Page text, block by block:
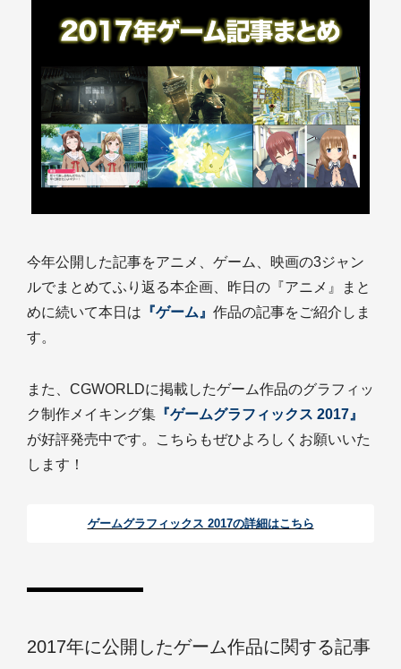
今年公開した記事をアニメ、ゲーム、映画の3ジャン
ルでまとめてふり返る本企画、昨日の『アニメ』まと
めに続いて本日は 『ゲーム』 作品の記事をご紹介しま
す。
また、CGWORLDに掲載したゲーム作品のグラフィッ
ク制作メイキング集 『ゲームグラフィックス 2017』
が好評発売中です。こちらもぜひよろしくお願いいた
します！
ゲームグラフィックス 2017の詳細はこちら
2017年に公開したゲーム作品に関する記事